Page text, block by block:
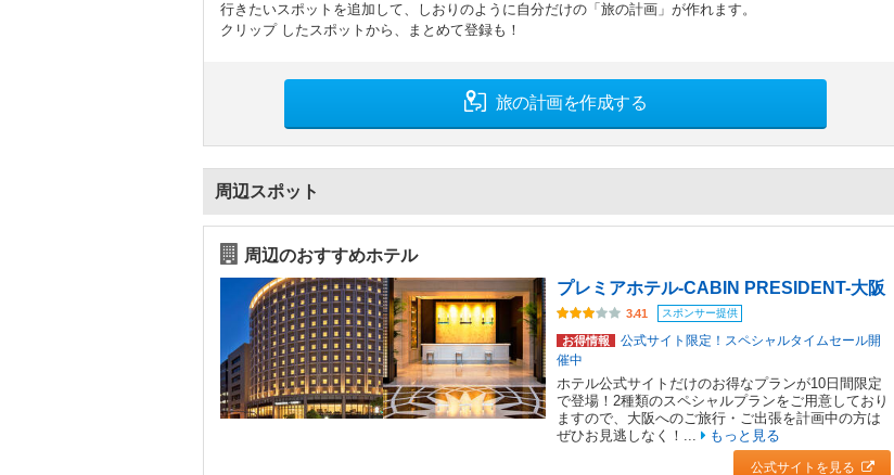
行きたいスポットを追加して、しおりのように自分だけの「旅の計画」が作れます。
クリップ したスポットから、まとめて登録も！
旅の計画を作成する
周辺スポット
周辺のおすすめホテル
プレミアホテル-CABIN PRESIDENT-大阪
3.41 スポンサー提供
お得情報
公式サイト限定！スペシャルタイムセール開
催中
ホテル公式サイトだけのお得なプランが10日間限定
で登場！2種類のスペシャルプランをご用意しており
ますので、大阪へのご旅行・ご出張を計画中の方は
ぜひお見逃しなく！...
もっと見る
公式サイトを見る